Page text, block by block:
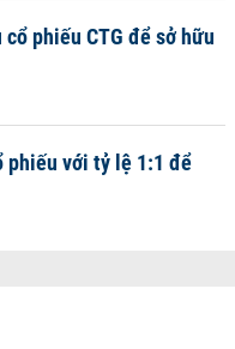
phiếu CTG để sở hữu
phiếu với tỷ lệ 1:1 để